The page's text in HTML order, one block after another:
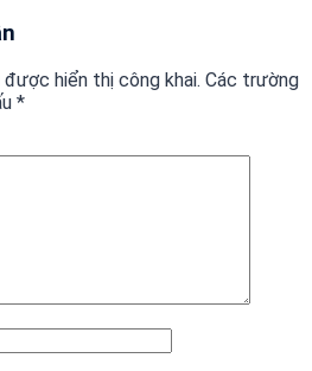
được hiển thị công khai. Các trường
*